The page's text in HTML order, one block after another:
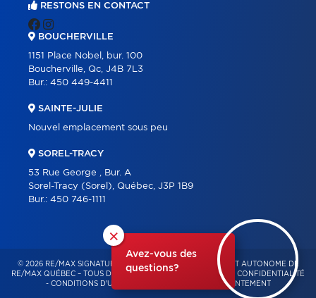
×
Avez-vous des
questions?
RESTONS EN CONTACT
BOUCHERVILLE
1151 Place Nobel, bur. 100
Boucherville, Qc, J4B 7L3
Bur.: 450 449-4411
SAINTE-JULIE
Nouvel emplacement sous peu
SOREL-TRACY
53 Rue George , Bur. A
Sorel-Tracy (Sorel), Québec, J3P 1B9
Bur.: 450 746-1111
© 2026 RE/MAX SIGNATURE – FRANCHISÉ INDÉPENDANT ET AUTONOME DE
RE/MAX QUÉBEC – TOUS DROITS RÉSERVÉS -
POLITIQUE DE CONFIDENTIALITÉ
- CONDITIONS D'UTILISATION GESTION DU CONSENTEMENT